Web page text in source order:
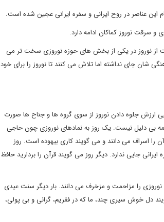
این عناصر در روح ایرانی و سفره ایرانی عجین شده است.
سرقت نوروز کماکان ادامه دارد.
از نوروز در یکی از بخش های حوزه نوروزی سخت تر می
شان جای نداشته اما تلاش می کنند تا نوروز را برای خود
بی ارزش جلوه دادن نوروز از سوی گروه ها و جناح ها صورت
بی دلیل نیست. یک روز به نمادهای نوروزی چون حاجی
را اسراف می دانند و می گویند کاری بیهوده است. روز
جایی ندارد. دیگر روز می گویند قرآن را بردارید حافظ
نوروزی را مزاحمت و مزخرف می دانند. بار دیگر سنت عیدی
دل خوش سیری چند، ما که در فقریم، گرانی و بی پولی،